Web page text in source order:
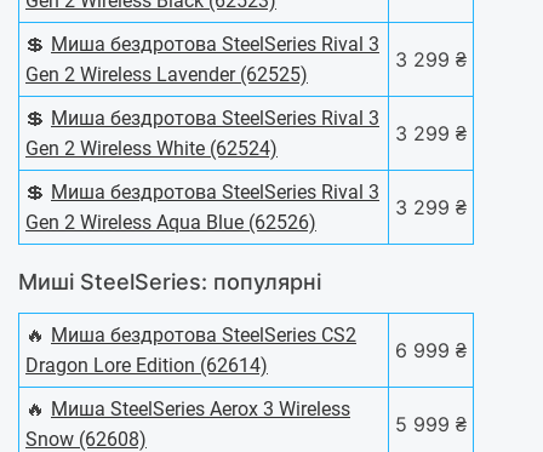
💲 Миша бездротова SteelSeries Rival 3
Gen 2 Wireless Lavender (62525)
3 299 ₴
💲 Миша бездротова SteelSeries Rival 3
Gen 2 Wireless White (62524)
3 299 ₴
💲 Миша бездротова SteelSeries Rival 3
Gen 2 Wireless Aqua Blue (62526)
3 299 ₴
Миші SteelSeries: популярні
🔥 Миша бездротова SteelSeries CS2
Dragon Lore Edition (62614)
6 999 ₴
🔥 Миша SteelSeries Aerox 3 Wireless
Snow (62608)
5 999 ₴